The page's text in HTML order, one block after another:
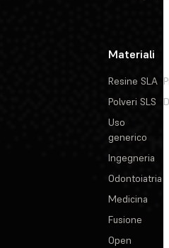
Materiali
Resine SLA
Polveri SLS
Uso
generico
Ingegneria
Odontoiatria
Medicina
Fusione
Open